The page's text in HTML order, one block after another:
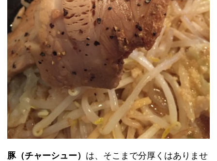
豚（チャーシュー） は、そこまで分厚くはありませ